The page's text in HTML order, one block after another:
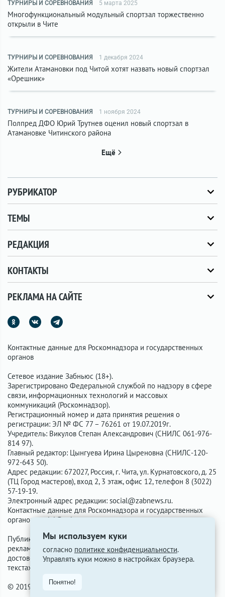
Мы используем куки
согласно политике конфиденциальности.
Управлять куки можно в настройках браузера.
Понятно!
ТУРНИРЫ И СОРЕВНОВАНИЯ 5 марта 2025
Многофункциональный модульный спортзал торжественно
открыли в Чите
ТУРНИРЫ И СОРЕВНОВАНИЯ 1 декабря 2024
Жители Атамановки под Читой хотят назвать новый спортзал
«Орешник»
ТУРНИРЫ И СОРЕВНОВАНИЯ 1 ноября 2024
Полпред ДФО Юрий Трутнев оценил новый спортзал в
Атамановке Читинского района
Ещё
РУБРИКАТОР
ТЕМЫ
РЕДАКЦИЯ
КОНТАКТЫ
РЕКЛАМА НА САЙТЕ
Контактные данные для Роскомнадзора и государственных
органов
Сетевое издание Забньюс (18+).
Зарегистрировано Федеральной службой по надзору в сфере
связи, информационных технологий и массовых
коммуникаций (Роскомнадзор).
Регистрационный номер и дата принятия решения о
регистрации: ЭЛ № ФС 77 – 76261 от 19.07.2019г.
Учредитель: Викулов Степан Александрович (СНИЛС 061-976-
814 97).
Главный редактор: Цынгуева Ирина Цыреновна (СНИЛС-120-
972-643 50).
Адрес редакции: 672027, Россия, г. Чита, ул. Курнатовского, д. 25
(ТЦ Город мастеров), вход 2, 3 этаж, офис 12, телефон 8 (3022)
57-19-19.
Электронный адрес редакции: social@zabnews.ru.
Контактные данные для Роскомнадзора и государственных
органов:
social@zabnews.ru.
Публикации с пометками «Реклама», «Выборы» оплачены
рекламодателем. Редакция сайта не несёт ответственности за
достоверность информации, содержащейся в рекламных
текстах.
© 2019-2026 ZabNews